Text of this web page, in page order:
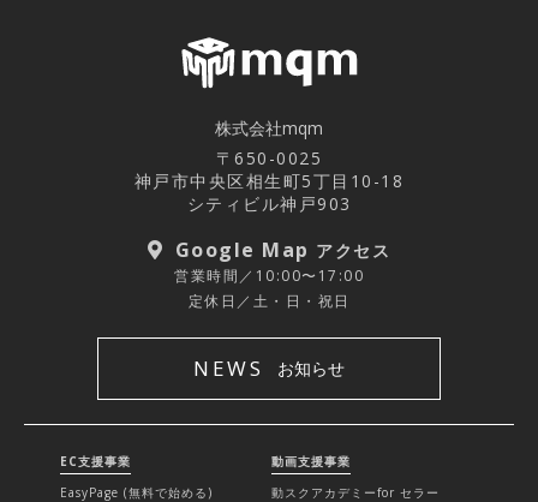
株式会社mqm
〒650-0025
神戸市中央区相生町5丁目10-18
シティビル神戸903
Google Map アクセス
営業時間／10:00〜17:00
定休日／土・日・祝日
NEWS お知らせ
EC支援事業
EasyPage (無料で始める)
動画支援事業
動スクアカデミーfor セラー